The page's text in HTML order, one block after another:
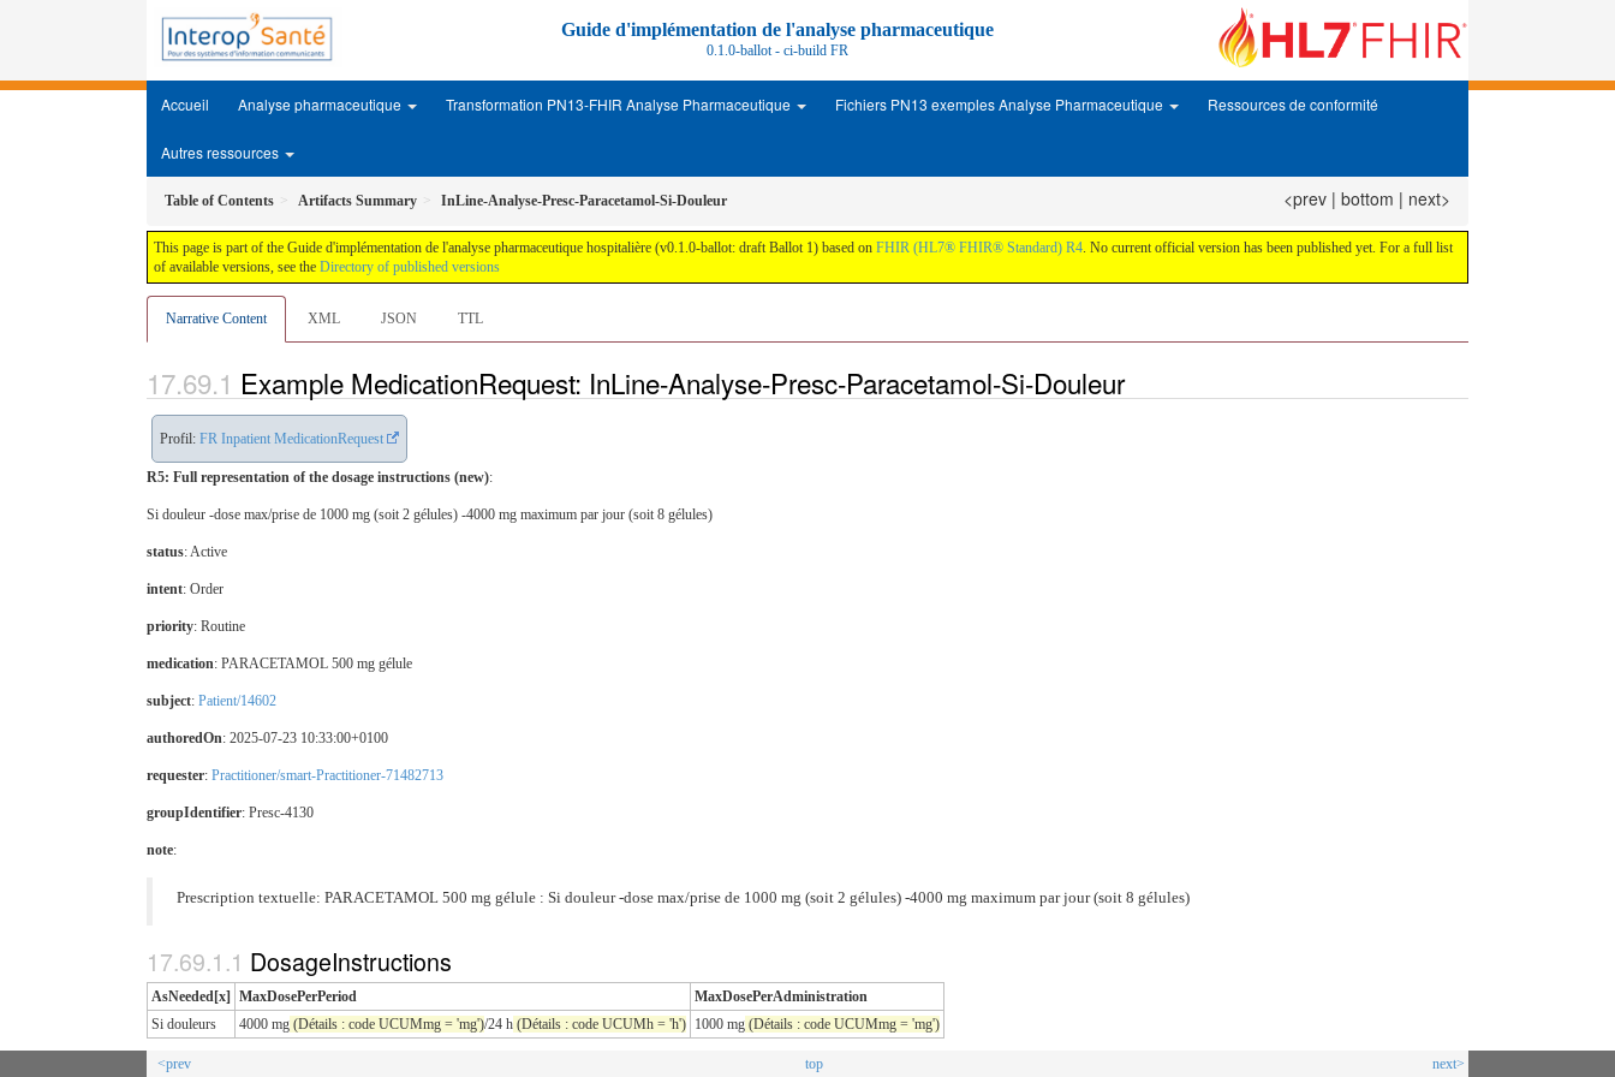
Guide d'implémentation de l'analyse pharmaceutique
0.1.0-ballot - ci-build FR
Accueil Analyse pharmaceutique Transformation PN13-FHIR Analyse Pharmaceutique Fichiers PN13 exemples Analyse Pharmaceutique Ressources de conformité
Autres ressources
Table of Contents Artifacts Summary InLine-Analyse-Presc-Paracetamol-Si-Douleur <prev | bottom | next>
This page is part of the Guide d'implémentation de l'analyse pharmaceutique hospitalière (v0.1.0-ballot: draft Ballot 1) based on FHIR (HL7® FHIR® Standard) R4. No current official version has been published yet. For a full list
of available versions, see the Directory of published versions
Narrative Content XML JSON TTL
Example MedicationRequest: InLine-Analyse-Presc-Paracetamol-Si-Douleur
Profil: FR Inpatient MedicationRequest
R5: Full representation of the dosage instructions (new):
Si douleur -dose max/prise de 1000 mg (soit 2 gélules) -4000 mg maximum par jour (soit 8 gélules)
status: Active
intent: Order
priority: Routine
medication: PARACETAMOL 500 mg gélule
subject: Patient/14602
authoredOn: 2025-07-23 10:33:00+0100
requester: Practitioner/smart-Practitioner-71482713
groupIdentifier: Presc-4130
note:
Prescription textuelle: PARACETAMOL 500 mg gélule : Si douleur -dose max/prise de 1000 mg (soit 2 gélules) -4000 mg maximum par jour (soit 8 gélules)
DosageInstructions
AsNeeded[x] MaxDosePerPeriod
MaxDosePerAdministration
Si douleurs
4000 mg (Détails : code UCUMmg = 'mg')/24 h (Détails : code UCUMh = 'h') 1000 mg (Détails : code UCUMmg = 'mg')
<prev top next>